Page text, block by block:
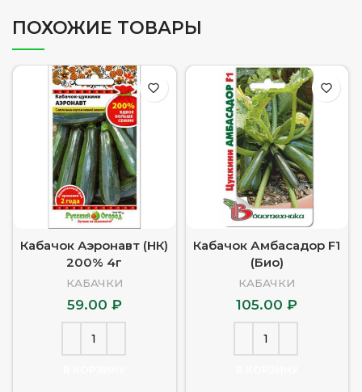
ПОХОЖИЕ ТОВАРЫ
Кабачок Аэронавт (НК)
200% 4г
КАБАЧКИ
59.00 ₽
Кабачок Амбасадор F1
(Био)
КАБАЧКИ
105.00₽